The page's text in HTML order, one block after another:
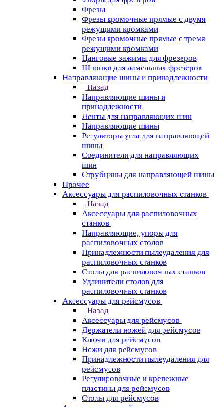
Фрезы
Фрезы кромочные прямые с двумя
режущими кромками
Фрезы кромочные прямые с тремя
режущими кромками
Цанговые зажимы для фрезеров
Шпонки для ламельных фрезеров
Направляющие шины и принадлежности
Назад
Направляющие шины и
принадлежности
Ленты для направляющих шин
Направляющие шины
Регуляторы угла для направляющей
шины
Соединители для направляющих
шин
Струбцины для направляющей шины
Прочее
Аксессуары для распиловочных станков
Назад
Аксессуары для распиловочных
станков
Направляющие, упоры для
распиловочных столов
Принадлежности пылеудаления для
распиловочных станков
Столы для распиловочных станков
Удлинители столов для
распиловочных станков
Аксессуары для рейсмусов
Назад
Аксессуары для рейсмусов
Держатели ножей для рейсмусов
Ключи для рейсмусов
Ножи для рейсмусов
Принадлежности пылеудаления для
рейсмусов
Регулировочные и крепежные
пластины для рейсмусов
Столы для рейсмусов